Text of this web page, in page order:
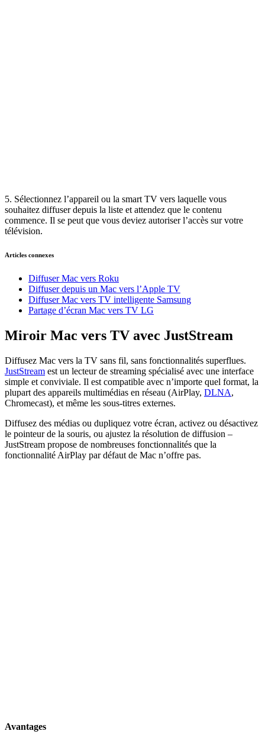
5. Sélectionnez l’appareil ou la smart TV vers laquelle vous
souhaitez diffuser depuis la liste et attendez que le contenu
commence. Il se peut que vous deviez autoriser l’accès sur votre
télévision.
Articles connexes
Diffuser Mac vers Roku
Diffuser depuis un Mac vers l’Apple TV
Diffuser Mac vers TV intelligente Samsung
Partage d’écran Mac vers TV LG
Miroir Mac vers TV avec JustStream
Diffusez Mac vers la TV sans fil, sans fonctionnalités superflues.
JustStream est un lecteur de streaming spécialisé avec une interface
simple et conviviale. Il est compatible avec n’importe quel format, la
plupart des appareils multimédias en réseau (AirPlay, DLNA,
Chromecast), et même les sous-titres externes.
Diffusez des médias ou dupliquez votre écran, activez ou désactivez
le pointeur de la souris, ou ajustez la résolution de diffusion –
JustStream propose de nombreuses fonctionnalités que la
fonctionnalité AirPlay par défaut de Mac n’offre pas.
Avantages